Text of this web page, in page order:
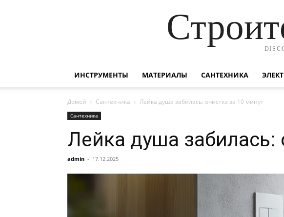
ИНСТРУМЕНТЫ МАТЕРИАЛЫ САНТЕХНИКА
Домой Сантехника Лейка душа забилась: очистка за 10 минут
Сантехника
Лейка душа забилась:
admin - 17.12.2025